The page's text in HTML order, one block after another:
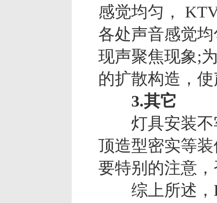
感觉均匀，
各处声音感觉
现声聚焦现象;
的扩散构造，
3.其它
灯具安装不牢
顶造型密实等
要特别的注意
综上所述，